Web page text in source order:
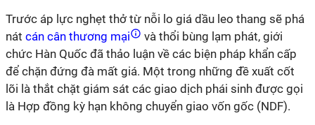
Trước áp lực nghẹt thở từ nỗi lo giá dầu leo thang sẽ phá
nát cán cân thương mại
và thổi bùng lạm phát, giới
chức Hàn Quốc đã thảo luận về các biện pháp khẩn cấp
để chặn đứng đà mất giá. Một trong những đề xuất cốt
lõi là thắt chặt giám sát các giao dịch phái sinh được gọi
là Hợp đồng kỳ hạn không chuyển giao vốn gốc (NDF).